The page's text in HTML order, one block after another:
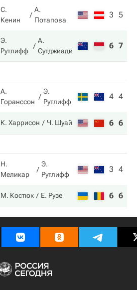
С.
Кенин
А.
Потапова
3 5
Э.
Рутлифф
А.
Сутджиади
6 7
А.
Горанссон
Э.
Рутлифф
4 4
К. Харрисон Ч. Шуай 6 6
Н.
Меликар
Э.
Рутлифф
3 4
М. Костюк Е. Рузе 6 6